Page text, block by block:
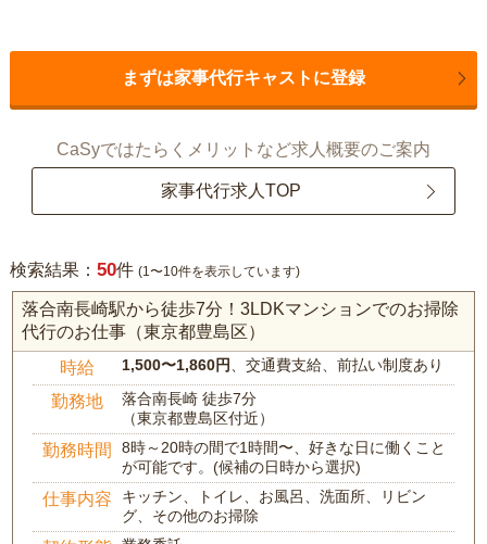
まずは家事代行キャストに登録
CaSyではたらくメリットなど求人概要のご案内
家事代行求人TOP
検索結果： 50件 (1〜10件を表示しています)
落合南長崎駅から徒歩7分！3LDKマンションでのお掃除
代行のお仕事（東京都豊島区）
時給 1,500〜1,860円 、交通費支給、前払い制度あり
勤務地
落合南長崎 徒歩7分
（東京都豊島区付近）
勤務時間
8時～20時の間で1時間〜、好きな日に働くこと
が可能です。(候補の日時から選択)
仕事内容
キッチン、トイレ、お風呂、洗面所、リビン
グ、その他のお掃除